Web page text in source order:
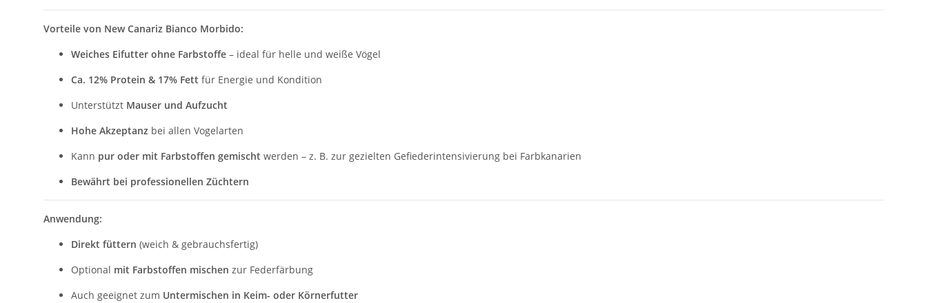
Vorteile von New Canariz Bianco Morbido:
Weiches Eifutter ohne Farbstoffe – ideal für helle und weiße Vögel
Ca. 12% Protein & 17% Fett für Energie und Kondition
Unterstützt Mauser und Aufzucht
Hohe Akzeptanz bei allen Vogelarten
Kann pur oder mit Farbstoffen gemischt werden – z. B. zur gezielten Gefiederintensivierung bei Farbkanarien
Bewährt bei professionellen Züchtern
Anwendung:
Direkt füttern (weich & gebrauchsfertig)
Optional mit Farbstoffen mischen zur Federfärbung
Auch geeignet zum Untermischen in Keim- oder Körnerfutter